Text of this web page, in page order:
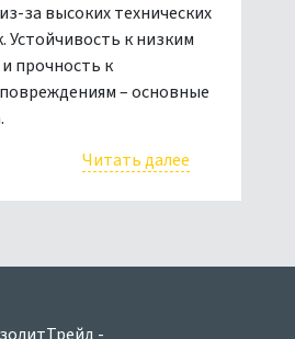
за высоких технических
Устойчивость к низким
прочность к
– основные
Читать далее